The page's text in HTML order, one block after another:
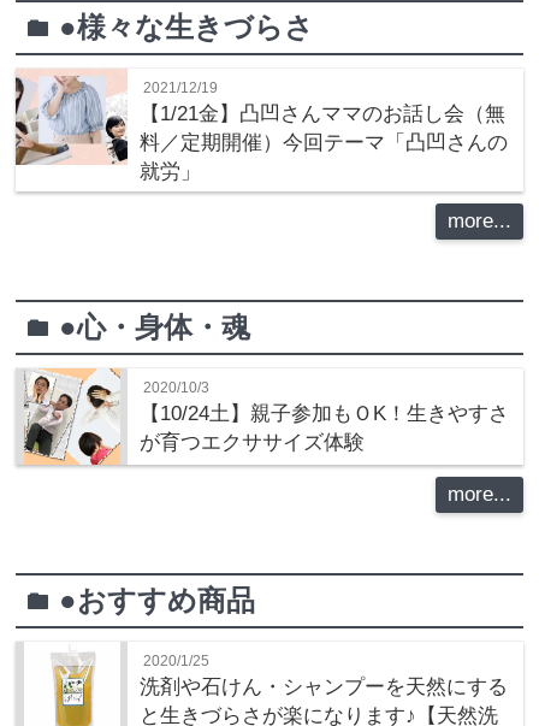
folder ●様々な生きづらさ
2021/12/19
【1/21金】凸凹さんママのお話し会（無
料／定期開催）今回テーマ「凸凹さんの
就労」
more...
folder ●心・身体・魂
2020/10/3
【10/24土】親子参加もＯK！生きやすさ
が育つエクササイズ体験
more...
folder ●おすすめ商品
2020/1/25
洗剤や石けん・シャンプーを天然にする
と生きづらさが楽になります♪【天然洗